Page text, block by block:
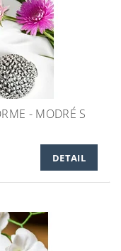
- MODRÉ S
DETAIL